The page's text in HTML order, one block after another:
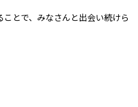
とで、みなさんと出会い続けら